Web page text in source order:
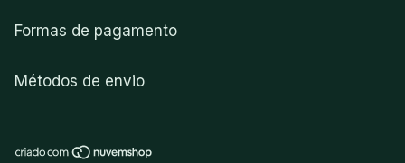
Formas de pagamento
Métodos de envio